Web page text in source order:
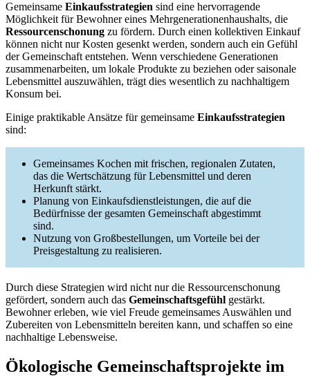
Gemeinsame Einkaufsstrategien sind eine hervorragende
Möglichkeit für Bewohner eines Mehrgenerationenhaushalts, die
Ressourcenschonung zu fördern. Durch einen kollektiven Einkauf
können nicht nur Kosten gesenkt werden, sondern auch ein Gefühl
der Gemeinschaft entstehen. Wenn verschiedene Generationen
zusammenarbeiten, um lokale Produkte zu beziehen oder saisonale
Lebensmittel auszuwählen, trägt dies wesentlich zu nachhaltigem
Konsum bei.
Einige praktikable Ansätze für gemeinsame Einkaufsstrategien
sind:
Gemeinsames Kochen mit frischen, regionalen Zutaten,
das die Wertschätzung für Lebensmittel und deren
Herkunft stärkt.
Planung von Einkaufsdienstleistungen, die auf die
Bedürfnisse der gesamten Gemeinschaft abgestimmt
sind.
Nutzung von Großbestellungen, um Vorteile bei der
Preisgestaltung zu realisieren.
Durch diese Strategien wird nicht nur die Ressourcenschonung
gefördert, sondern auch das Gemeinschaftsgefühl gestärkt.
Bewohner erleben, wie viel Freude gemeinsames Auswählen und
Zubereiten von Lebensmitteln bereiten kann, und schaffen so eine
nachhaltige Lebensweise.
Ökologische Gemeinschaftsprojekte im